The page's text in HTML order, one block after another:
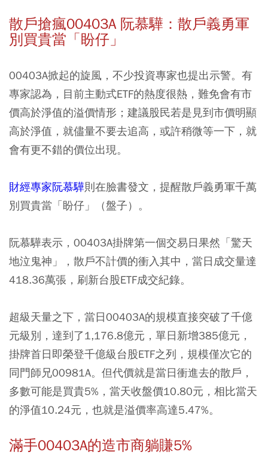
散戶搶瘋00403A 阮慕驊：散戶義勇軍
別買貴當「盼仔」
00403A掀起的旋風，不少投資專家也提出示警。有
專家認為，目前主動式ETF的熱度很熱，難免會有市
價高於淨值的溢價情形；建議股民若是見到市價明顯
高於淨值，就儘量不要去追高，或許稍微等一下，就
會有更不錯的價位出現。
財經專家阮慕驊則在臉書發文，提醒散戶義勇軍千萬
別買貴當「盼仔」（盤子）。
阮慕驊表示，00403A掛牌第一個交易日果然「驚天
地泣鬼神」，散戶不計價的衝入其中，當日成交量達
418.36萬張，刷新台股ETF成交紀錄。
超級天量之下，當日00403A的規模直接突破了千億
元級別，達到了1,176.8億元，單日新增385億元，
掛牌首日即榮登千億級台股ETF之列，規模僅次它的
同門師兄00981A。但代價就是當日衝進去的散戶，
多數可能是買貴5%，當天收盤價10.80元，相比當天
的淨值10.24元，也就是溢價率高達5.47%。
滿手00403A的造市商躺賺5%